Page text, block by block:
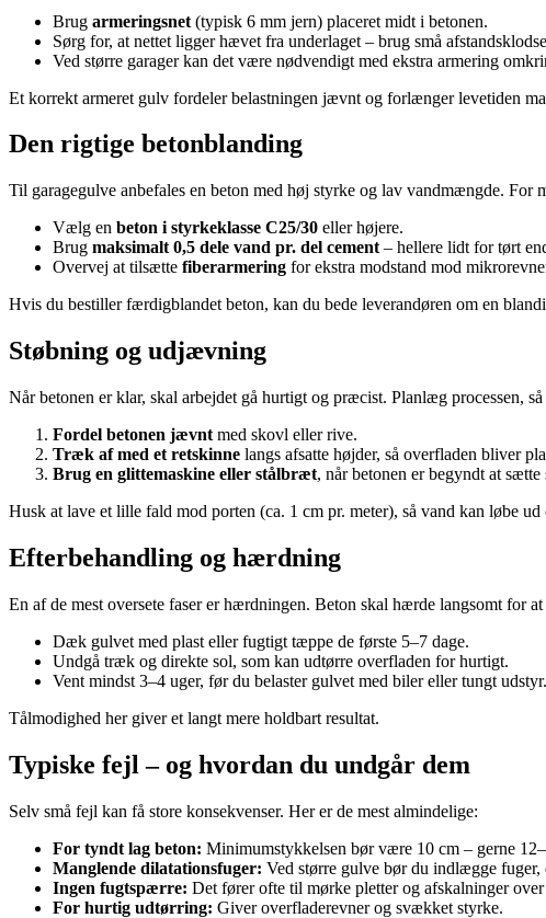
Brug armeringsnet (typisk 6 mm jern) placeret midt i betonen.
Sørg for, at nettet ligger hævet fra underlaget – brug små
Ved større garager kan det være nødvendigt med ekstra armering
Et korrekt armeret gulv fordeler belastningen jævnt og forlænger levetiden
Den rigtige betonblanding
Til garagegulve anbefales en beton med høj styrke og lav vandmængde. For
Vælg en beton i styrkeklasse C25/30 eller højere.
Brug maksimalt 0,5 dele vand pr. del cement – hellere lidt for tørt
Overvej at tilsætte fiberarmering for ekstra modstand mod
Hvis du bestiller færdigblandet beton, kan du bede leverandøren om en
Støbning og udjævning
Når betonen er klar, skal arbejdet gå hurtigt og præcist. Planlæg processen,
Fordel betonen jævnt med skovl eller rive.
Træk af med et retskinne langs afsatte højder, så overfladen bliver
Brug en glittemaskine eller stålbræt, når betonen er begyndt at
Husk at lave et lille fald mod porten (ca. 1 cm pr. meter), så vand kan løbe
Efterbehandling og hærdning
En af de mest oversete faser er hærdningen. Beton skal hærde langsomt for
Dæk gulvet med plast eller fugtigt tæppe de første 5–7 dage.
Undgå træk og direkte sol, som kan udtørre overfladen for hurtigt.
Vent mindst 3–4 uger, før du belaster gulvet med biler eller tungt udstyr.
Tålmodighed her giver et langt mere holdbart resultat.
Typiske fejl – og hvordan du undgår dem
Selv små fejl kan få store konsekvenser. Her er de mest almindelige:
For tyndt lag beton: Minimumstykkelsen bør være 10 cm – gerne
Manglende dilatationsfuger: Ved større gulve bør du indlægge
Ingen fugtspærre: Det fører ofte til mørke pletter og afskalninger
For hurtig udtørring: Giver overfladerevner og svækket styrke.